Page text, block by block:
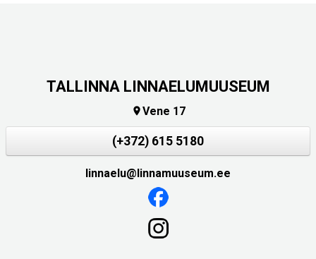
TALLINNA LINNAELUMUUSEUM
Vene 17
(+372) 615 5180
linnaelu@linnamuuseum.ee